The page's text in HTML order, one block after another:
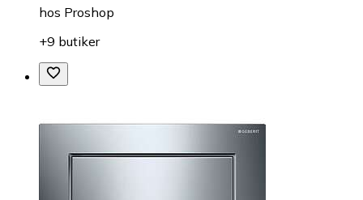
hos Proshop
+9 butiker